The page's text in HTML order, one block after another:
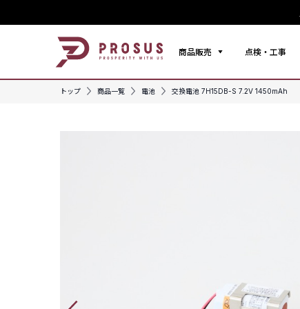
商品販売 点検・工事
トップ 商品一覧 電池 交換電池 7H15DB-S 7.2V 1450mAh